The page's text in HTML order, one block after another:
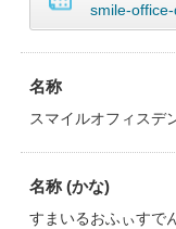
smile-
名称
スマイルオフィスデ
名称 (かな)
すまいるおふぃすで